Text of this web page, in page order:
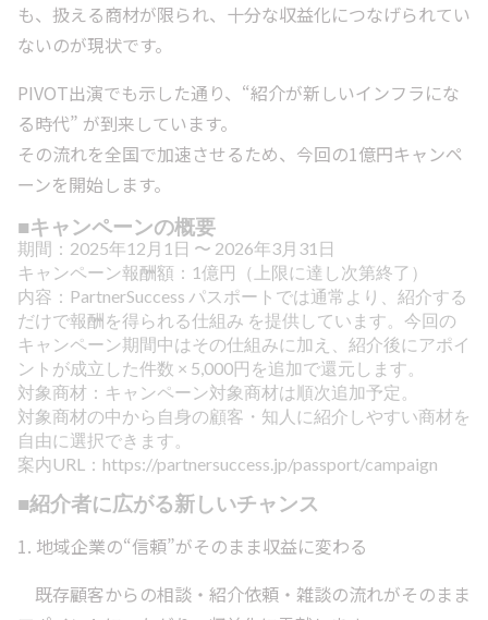
も、扱える商材が限られ、十分な収益化につなげられてい
ないのが現状です。
PIVOT出演でも示した通り、“紹介が新しいインフラにな
る時代” が到来しています。
その流れを全国で加速させるため、今回の1億円キャンペ
ーンを開始します。
■キャンペーンの概要
期間：2025年12月1日 〜 2026年3月31日
キャンペーン報酬額：1億円（上限に達し次第終了）
内容：PartnerSuccess パスポートでは通常より、紹介する
だけで報酬を得られる仕組み を提供しています。今回の
キャンペーン期間中はその仕組みに加え、紹介後にアポイ
ントが成立した件数 × 5,000円を追加で還元します。
対象商材：キャンペーン対象商材は順次追加予定。
対象商材の中から自身の顧客・知人に紹介しやすい商材を
自由に選択できます。
案内URL： https://partnersuccess.jp/passport/campaign
■紹介者に広がる新しいチャンス
1. 地域企業の“信頼”がそのまま収益に変わる
既存顧客からの相談・紹介依頼・雑談の流れがそのまま